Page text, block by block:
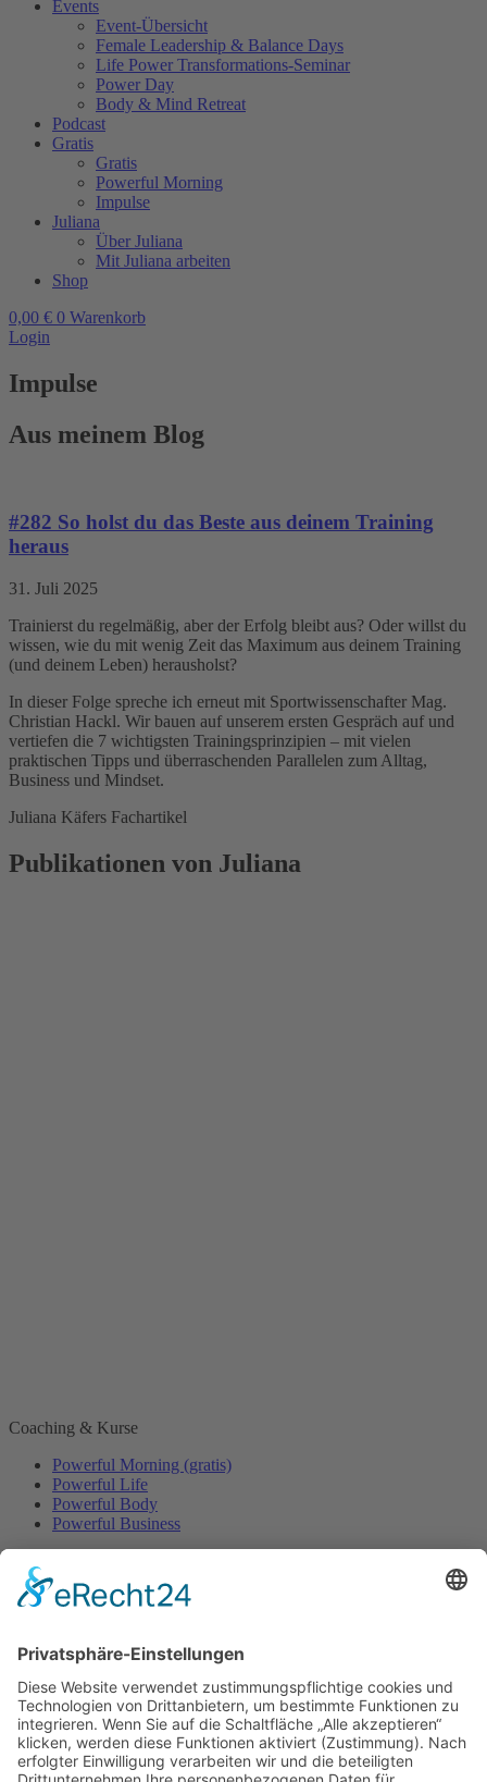
Events
Event-Übersicht
Female Leadership & Balance Days
Life Power Transformations-Seminar
Power Day
Body & Mind Retreat
Podcast
Gratis
Gratis
Powerful Morning
Impulse
Juliana
Über Juliana
Mit Juliana arbeiten
Shop
0,00 € 0 Warenkorb
Login
Impulse
Aus meinem Blog
#282 So holst du das Beste aus deinem Training
heraus
31. Juli 2025
Trainierst du regelmäßig, aber der Erfolg bleibt aus? Oder willst du
wissen, wie du mit wenig Zeit das Maximum aus deinem Training
(und deinem Leben) herausholst?
In dieser Folge spreche ich erneut mit Sportwissenschafter Mag.
Christian Hackl. Wir bauen auf unserem ersten Gespräch auf und
vertiefen die 7 wichtigsten Trainingsprinzipien – mit vielen
praktischen Tipps und überraschenden Parallelen zum Alltag,
Business und Mindset.
Juliana Käfers Fachartikel
Publikationen von Juliana
Coaching & Kurse
Powerful Morning (gratis)
Powerful Life
Powerful Body
Powerful Business
Event-Übersicht
Über mich
Mit mir arbeiten
Gratis
Podcast